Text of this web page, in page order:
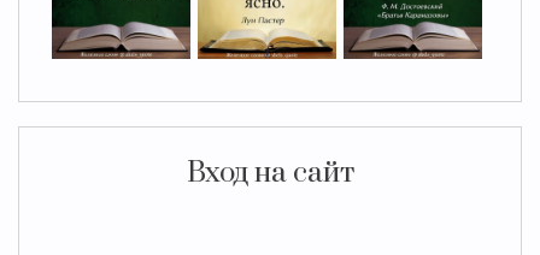
Вход на сайт